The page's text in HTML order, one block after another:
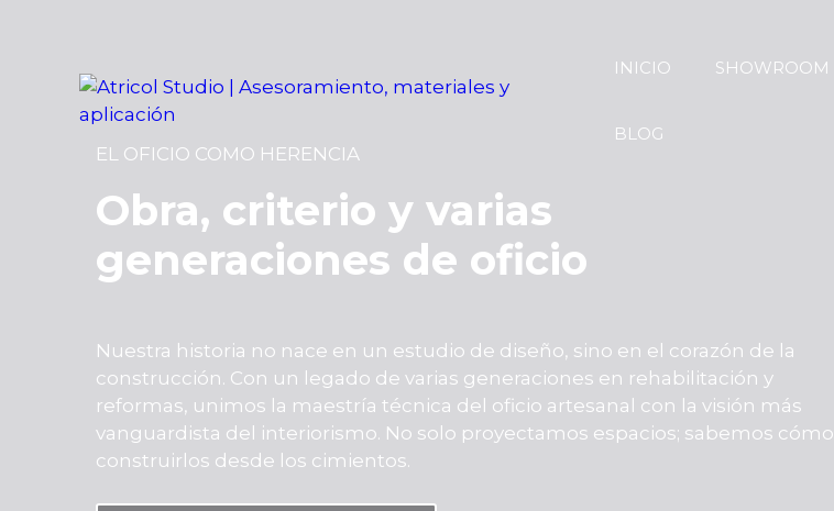
INICIO SHOWROOM
BLOG
EL OFICIO COMO HERENCIA
Obra, criterio y varias
generaciones de oficio
Nuestra historia no nace en un estudio de diseño, sino en el corazón de la
construcción. Con un legado de varias generaciones en rehabilitación y
reformas, unimos la maestría técnica del oficio artesanal con la visión más
vanguardista del interiorismo. No solo proyectamos espacios; sabemos cómo
construirlos desde los cimientos.